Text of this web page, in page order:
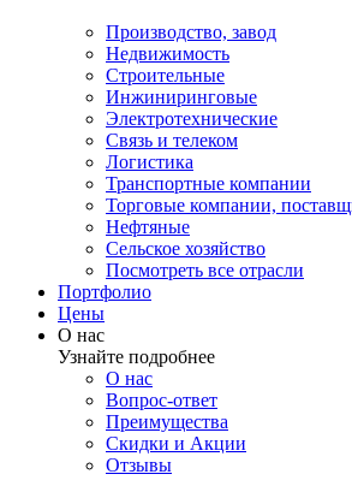
Производство, завод
Недвижимость
Строительные
Инжиниринговые
Электротехнические
Связь и телеком
Логистика
Транспортные компании
Торговые компании,
Нефтяные
Сельское хозяйство
Посмотреть все отрасли
Портфолио
Цены
О нас
Узнайте подробнее
О нас
Вопрос-ответ
Преимущества
Скидки и Акции
Отзывы